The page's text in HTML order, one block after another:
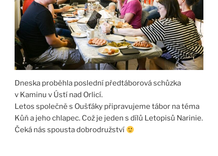
Dneska proběhla poslední předtáborová schůzka
v Kaminu v Ústí nad Orlicí.
Letos společně s Oušťáky připravujeme tábor na téma
Kůň a jeho chlapec. Což je jeden s dílů Letopisů Narinie.
Čeká nás spousta dobrodružství